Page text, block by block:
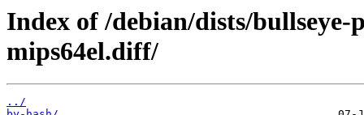
Index of /debian/dists/
mips64el.diff/
../